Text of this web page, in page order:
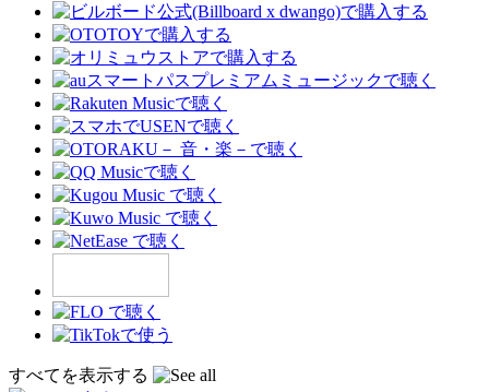
すべてを表示する